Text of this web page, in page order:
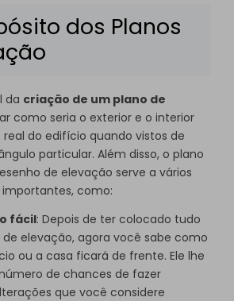
dos Planos
da criação de um plano de
como seria o exterior e o interior
do edifício quando vistos de
particular. Além disso, o plano
de elevação serve a vários
como:
fácil: Depois de ter colocado tudo
elevação, agora você sabe como
ou a casa ficará de frente. Ele lhe
de chances de fazer
que você considere